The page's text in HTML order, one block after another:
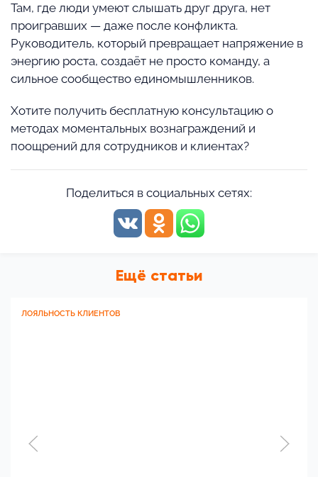
Там, где люди умеют слышать друг друга, нет
проигравших — даже после конфликта.
Руководитель, который превращает напряжение в
энергию роста, создаёт не просто команду, а
сильное сообщество единомышленников.
Хотите получить бесплатную консультацию о
методах моментальных вознаграждений и
поощрений для сотрудников и клиентах?
Поделиться в социальных сетях:
Ещё статьи
ЛОЯЛЬНОСТЬ КЛИЕНТОВ